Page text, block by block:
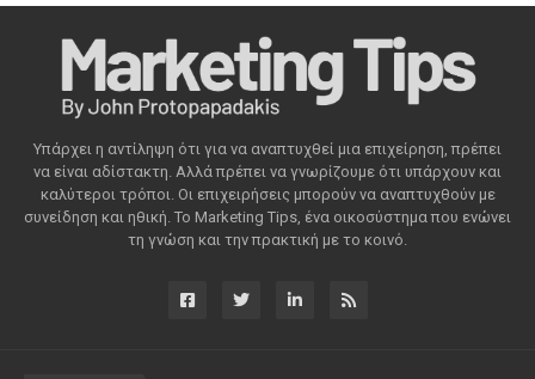
Υπάρχει η αντίληψη ότι για να αναπτυχθεί μια επιχείρηση, πρέπει
να είναι αδίστακτη. Αλλά πρέπει να γνωρίζουμε ότι υπάρχουν και
καλύτεροι τρόποι. Οι επιχειρήσεις μπορούν να αναπτυχθούν με
συνείδηση ​​και ηθική. Το Marketing Tips, ένα οικοσύστημα που ενώνει
τη γνώση και την πρακτική με το κοινό.